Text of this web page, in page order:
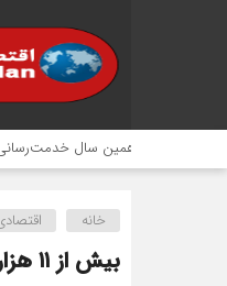
سال خدمت‌رسانی موکب
خانه
بیش از ۱۱ هزار مگاوات نیروگاه تجدیدپذیر در مراحل عقد قرارداد یا نصب